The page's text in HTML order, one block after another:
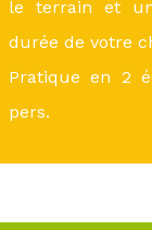
le terrain et
durée de votre
Pratique en 2
pers.